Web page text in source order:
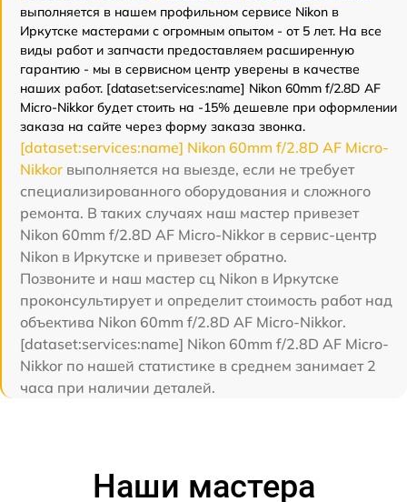
выполняется в нашем профильном сервисе Nikon в
Иркутске мастерами с огромным опытом - от 5 лет. На все
виды работ и запчасти предоставляем расширенную
гарантию - мы в сервисном центр уверены в качестве
наших работ. [dataset:services:name] Nikon 60mm f/2.8D AF
Micro-Nikkor будет стоить на -15% дешевле при оформлении
заказа на сайте через форму заказа звонка.
[dataset:services:name] Nikon 60mm f/2.8D AF Micro-
Nikkor выполняется на выезде, если не требует
специализированного оборудования и сложного
ремонта. В таких случаях наш мастер привезет
Nikon 60mm f/2.8D AF Micro-Nikkor в сервис-центр
Nikon в Иркутске и привезет обратно.
Позвоните и наш мастер сц Nikon в Иркутске
проконсультирует и определит стоимость работ над
объектива Nikon 60mm f/2.8D AF Micro-Nikkor.
[dataset:services:name] Nikon 60mm f/2.8D AF Micro-
Nikkor по нашей статистике в среднем занимает 2
часа при наличии деталей.
Наши мастера